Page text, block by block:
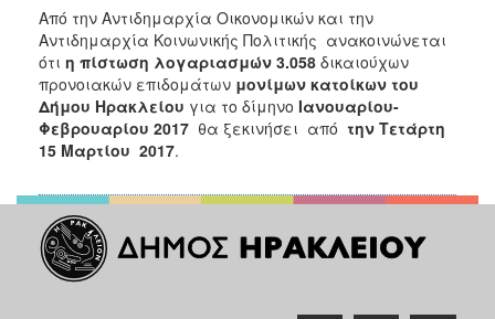
2013
2012
2011
2010
2006
ΔΗΜΟΤΗΣ
Από την Αντιδημαρχία Οικονομικών και την
Αντιδημαρχία Κοινωνικής Πολιτικής ανακοινώνεται
ότι η πίστωση λογαριασμών 3.058 δικαιούχων
προνοιακών επιδομάτων μονίμων κατοίκων του
Δήμου Ηρακλείου για το δίμηνο Ιανουαρίου-
Φεβρουαρίου 2017 θα ξεκινήσει από την Τετάρτη
15 Μαρτίου 2017.